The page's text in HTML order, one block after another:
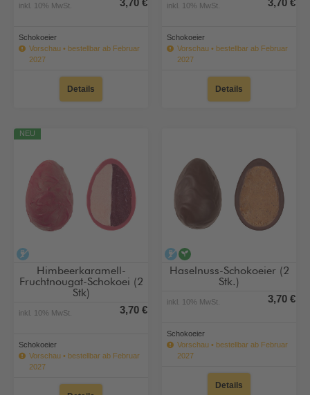
inkl. 10% MwSt. 3,70 €
Schokoeier
Vorschau • bestellbar ab Februar
2027
Details
inkl. 10% MwSt. 3,70 €
Schokoeier
Vorschau • bestellbar ab Februar
2027
Details
NEU
Himbeerkaramell-
Fruchtnougat-Schokoei (2
Stk)
inkl. 10% MwSt. 3,70 €
Schokoeier
Vorschau • bestellbar ab Februar
2027
alkoholfrei
Haselnuss-Schokoeier (2
Stk.)
inkl. 10% MwSt. 3,70 €
Schokoeier
Vorschau • bestellbar ab Februar
2027
Details